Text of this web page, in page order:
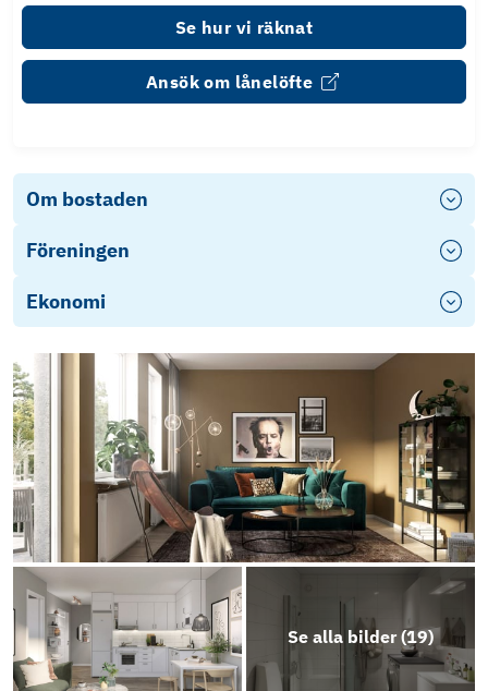
Se hur vi räknat
Ansök om lånelöfte
Om bostaden
Föreningen
Ekonomi
Se alla bilder (19)